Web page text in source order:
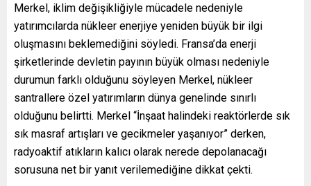
Merkel, iklim değişikliğiyle mücadele nedeniyle
yatırımcılarda nükleer enerjiye yeniden büyük bir ilgi
oluşmasını beklemediğini söyledi. Fransa’da enerji
şirketlerinde devletin payının büyük olması nedeniyle
durumun farklı olduğunu söyleyen Merkel, nükleer
santrallere özel yatırımların dünya genelinde sınırlı
olduğunu belirtti. Merkel “İnşaat halindeki reaktörlerde sık
sık masraf artışları ve gecikmeler yaşanıyor” derken,
radyoaktif atıkların kalıcı olarak nerede depolanacağı
sorusuna net bir yanıt verilemediğine dikkat çekti.